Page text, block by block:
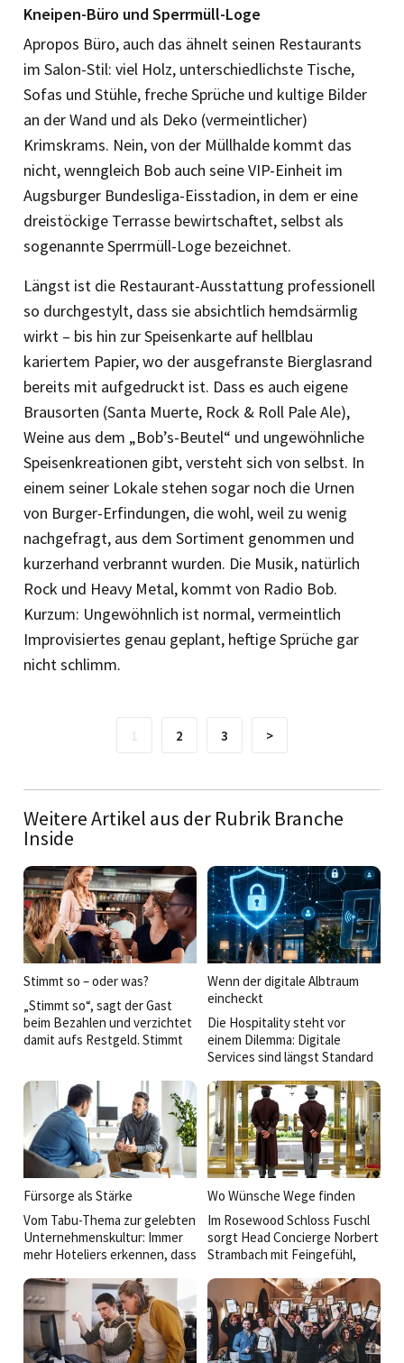
Kneipen-Büro und Sperrmüll-Loge
Apropos Büro, auch das ähnelt seinen Restaurants
im Salon-Stil: viel Holz, unterschiedlichste Tische,
Sofas und Stühle, freche Sprüche und kultige Bilder
an der Wand und als Deko (vermeintlicher)
Krimskrams. Nein, von der Müllhalde kommt das
nicht, wenngleich Bob auch seine VIP-Einheit im
Augsburger Bundesliga-Eisstadion, in dem er eine
dreistöckige Terrasse bewirtschaftet, selbst als
sogenannte Sperrmüll-Loge bezeichnet.
Längst ist die Restaurant-Ausstattung professionell
so durchgestylt, dass sie absichtlich hemdsärmlig
wirkt – bis hin zur Speisenkarte auf hellblau
kariertem Papier, wo der ausgefranste Bierglasrand
bereits mit aufgedruckt ist. Dass es auch eigene
Brausorten (Santa Muerte, Rock & Roll Pale Ale),
Weine aus dem „Bob’s-Beutel“ und ungewöhnliche
Speisenkreationen gibt, versteht sich von selbst. In
einem seiner Lokale stehen sogar noch die Urnen
von Burger-Erfindungen, die wohl, weil zu wenig
nachgefragt, aus dem Sortiment genommen und
kurzerhand verbrannt wurden. Die Musik, natürlich
Rock und Heavy Metal, kommt von Radio Bob.
Kurzum: Ungewöhnlich ist normal, vermeintlich
Improvisiertes genau geplant, heftige Sprüche gar
nicht schlimm.
2 3 >
Weitere Artikel aus der Rubrik Branche
Inside
Stimmt so – oder was?
„Stimmt so“, sagt der Gast
beim Bezahlen und verzichtet
damit aufs Restgeld. Stimmt
Deutschland verändert sich –
vor allem durch digitale
Kassensysteme und weil
immer mehr Lokal­besucher
lieber mit Karte bezahlen.
Hinzu kommt aktuell das
Thema fixe Servicegebühr
statt Trinkgeld. Das wirft viele
Fragen auf – bei den Gästen,
beim Personal und bei den
Gastronomen. Ein neues
Konfliktfeld?
Wenn der digitale Albtraum
eincheckt
Die Hospitality steht vor
einem Dilemma: Digitale
Services sind längst Standard
erwartet. Mit jeder
Schnittstelle steigt aber die
potenzielle Angriffsfläche für
Cyberkriminelle. Der Umgang
mit den Risiken wird damit zur
strategischen Aufgabe.
Fürsorge als Stärke
Vom Tabu-Thema zur gelebten
Unternehmenskultur: Immer
mehr Hoteliers erkennen, dass
entscheidend für
Mitarbeiterzufriedenheit und
langfristige Bindung ist.
Wo Wünsche Wege finden
Im Rosewood Schloss Fuschl
sorgt Head Concierge Norbert
Strambach mit Feingefühl,
weitreichendem Netzwerk für
unvergessliche
Gästemomente – und
verkörpert eine
Hoteltradition, die auch in